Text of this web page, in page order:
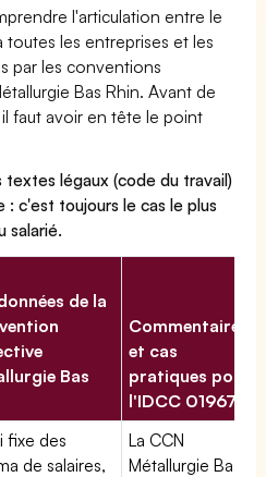
l'articulation entre le
les entreprises et les
par les conventions
Bas Rhin. Avant de
faut avoir en tête le point
légaux (code du travail)
c'est toujours le cas le plus
salarié.
de la
Bas
Commentaires
et cas
pratiques pour
l'IDCC 01967
fixe des
de salaires,
La CCN
Métallurgie Bas